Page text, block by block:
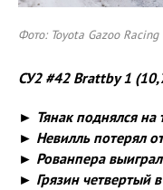
Фото: Toyota Gazoo Racing
СУ2 #42 Brattby 1
► Тянак поднялся
► Невилль потерял
► Рованпера
► Грязин четвертый